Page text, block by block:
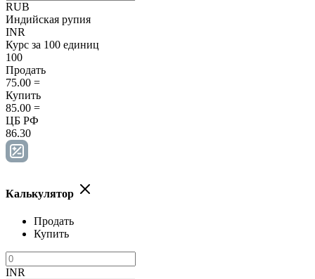
RUB
Индийская рупия
INR
Курс за 100 единиц
100
Продать
75.00 =
Купить
85.00 =
ЦБ РФ
86.30
Калькулятор
Продать
Купить
INR